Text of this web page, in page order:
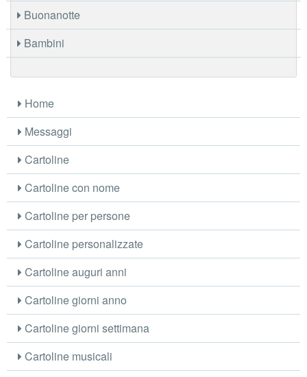
Buonanotte
Bambini
Home
Messaggi
Cartoline
Cartoline con nome
Cartoline per persone
Cartoline personalizzate
Cartoline auguri anni
Cartoline giorni anno
Cartoline giorni settimana
Cartoline musicali